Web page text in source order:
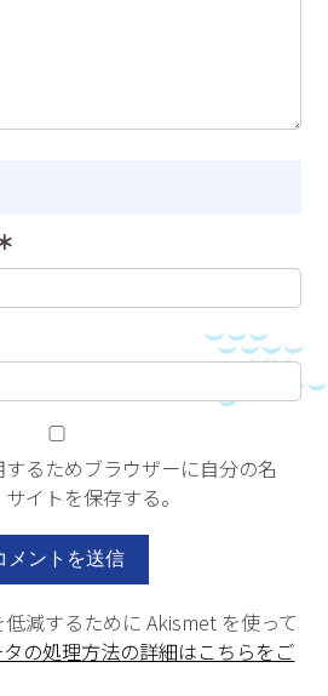
るためブラウザーに自分の名
イトを保存する。
減するために Akismet を使って
の処理方法の詳細はこちらをご